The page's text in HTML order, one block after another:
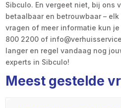
Sibculo. En vergeet niet, bij ons
betaalbaar en betrouwbaar –
vragen of meer informatie kun
800 2200 of
langer en regel vandaag nog
experts in Sibculo!
Meest gestelde